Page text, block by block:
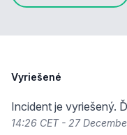
Vyriešené
Incident je vyriešený.
14:26 CET - 27